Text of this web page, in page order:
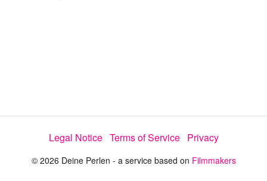
o
Legal Notice Terms of Service Privacy
© 2026 Deine Perlen - a service based on Filmmakers